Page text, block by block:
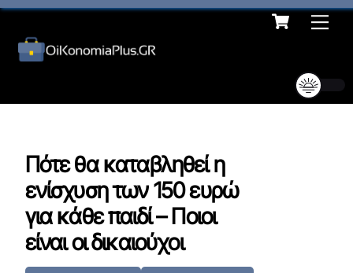
Skip
content
Cart
Πότε θα καταβληθεί η
ενίσχυση των 150 ευρώ
για κάθε παιδί – Ποιοι
είναι οι δικαιούχοι